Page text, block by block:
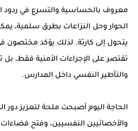
معروف بالحساسية والتسرع في ردود
الحوار وحل النزاعات بطرق سلمية،
يتحول إلى كارثة. لذلك يؤكد مختصون في
تقتصر على الإجراءات الأمنية فقط،
والتأطير النفسي داخل المدارس.
الحاجة اليوم أصبحت ملحة لتعزيز دور
والأخصائيين النفسيين، وفتح فضاءات